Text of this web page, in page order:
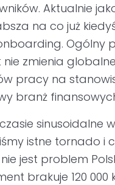
Aktualnie
na co już
Ogólny
zmienia
pracy na
branż
sinusoidalne
istne tornado i
jest problem
brakuje 120 000